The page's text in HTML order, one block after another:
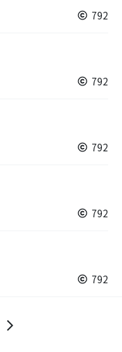
792
792
792
792
792